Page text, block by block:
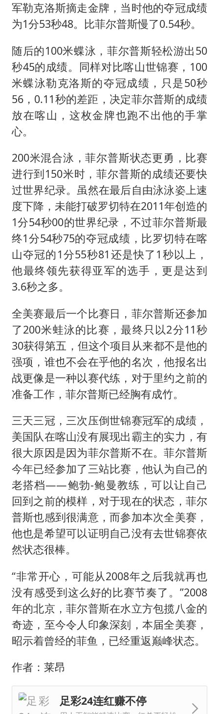
军勒克洛斯摘走金牌，当时他的夺冠成绩
为1分53秒48。比菲尔普斯慢了0.54秒。
随后的100米蝶泳，菲尔普斯轻松游出50
秒45的成绩。同样对比喀山世锦赛，100
米蝶泳勒克洛斯的夺冠成绩，只是50秒
56，0.11秒的差距，决定菲尔普斯的成绩
放在喀山，这枚金牌也跑不出他的手掌
心。
200米混合泳，菲尔普斯状态更勇，比赛
进行到150米时，菲尔普斯的成绩还要快
过世界纪录。虽然在最后自由泳泳姿上速
度下降，未能打破罗切特在2011年创造的
1分54秒00的世界纪录，不过菲尔普斯最
终1分54秒75的夺冠成绩，比罗切特在喀
山夺冠的1分55秒81还是快了1秒以上，
他最终领先获得亚军的选手，更是达到
3.6秒之多。
全美赛最后一个比赛日，菲尔普斯还参加
了200米蛙泳的比赛，最终只以2分11秒
30获得第五，但这个项目从来都不是他的
强项，谁也不会在乎他的名次，他报名出
战更像是一种以赛代练，对于里约之前的
准备工作，菲尔普斯已经胸有成竹。
三天三冠，三次压倒世锦赛冠军的成绩，
美国队在喀山没有展现出霸主的实力，有
很大原因是因为菲尔普斯不在。菲尔普斯
今年已经参加了三站比赛，他认为自己的
老搭档——鲍勃-鲍曼教练，可以让自己
回到之前的模样，对于现在的状态，菲尔
普斯也感到很满意，而参加本次全美赛，
他也是希望可以证明自己没有去世锦赛依
然状态很棒。
“非常开心，可能从2008年之后我就再也
没有感受到这么好的比赛节奏了。”2008
年的北京，菲尔普斯在水立方包揽八金的
奇迹，至今令人印象深刻，本届全美赛，
昭示着曾经的菲鱼，已经重返巅峰状态。
作者：莱昂
足彩24连红赚不停